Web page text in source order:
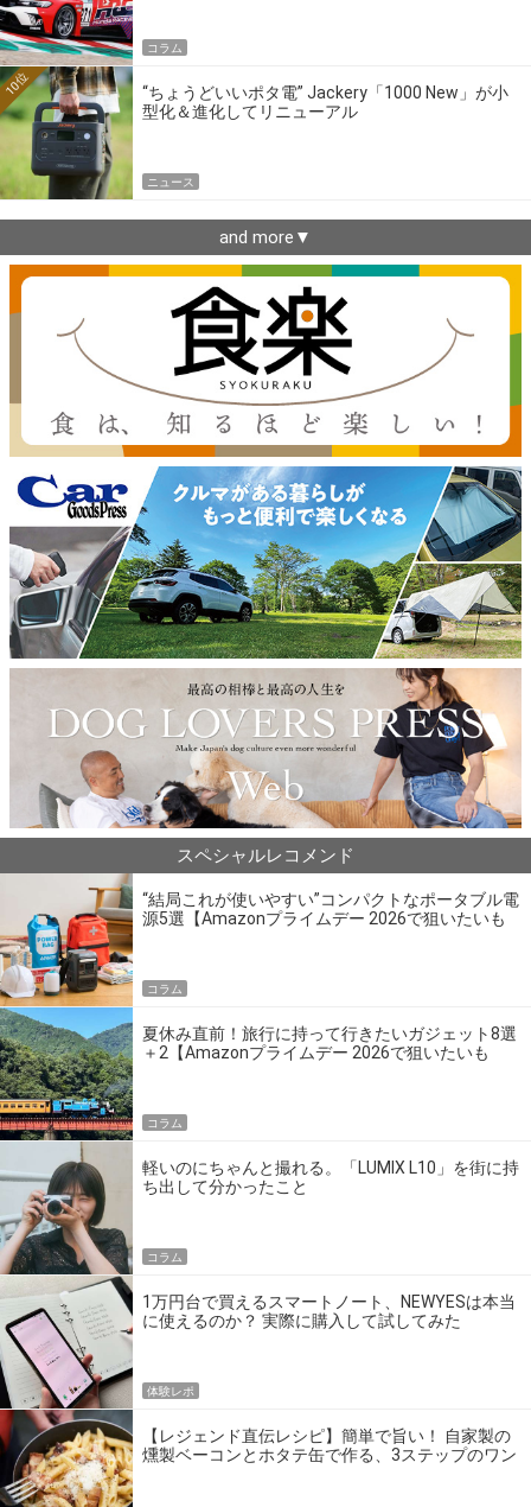
コラム
“ちょうどいいポタ電” Jackery「1000 New」が小
型化＆進化してリニューアル
10位
ニュース
and more▼
スペシャルレコメンド
“結局これが使いやすい”コンパクトなポータブル電
源5選【Amazonプライムデー 2026で狙いたいも
コラム
夏休み直前！旅行に持って行きたいガジェット8選
＋2【Amazonプライムデー 2026で狙いたいも
コラム
軽いのにちゃんと撮れる。「LUMIX L10」を街に持
ち出して分かったこと
コラム
1万円台で買えるスマートノート、NEWYESは本当
に使えるのか？ 実際に購入して試してみた
体験レポ
【レジェンド直伝レシピ】簡単で旨い！ 自家製の
燻製ベーコンとホタテ缶で作る、3ステップのワン